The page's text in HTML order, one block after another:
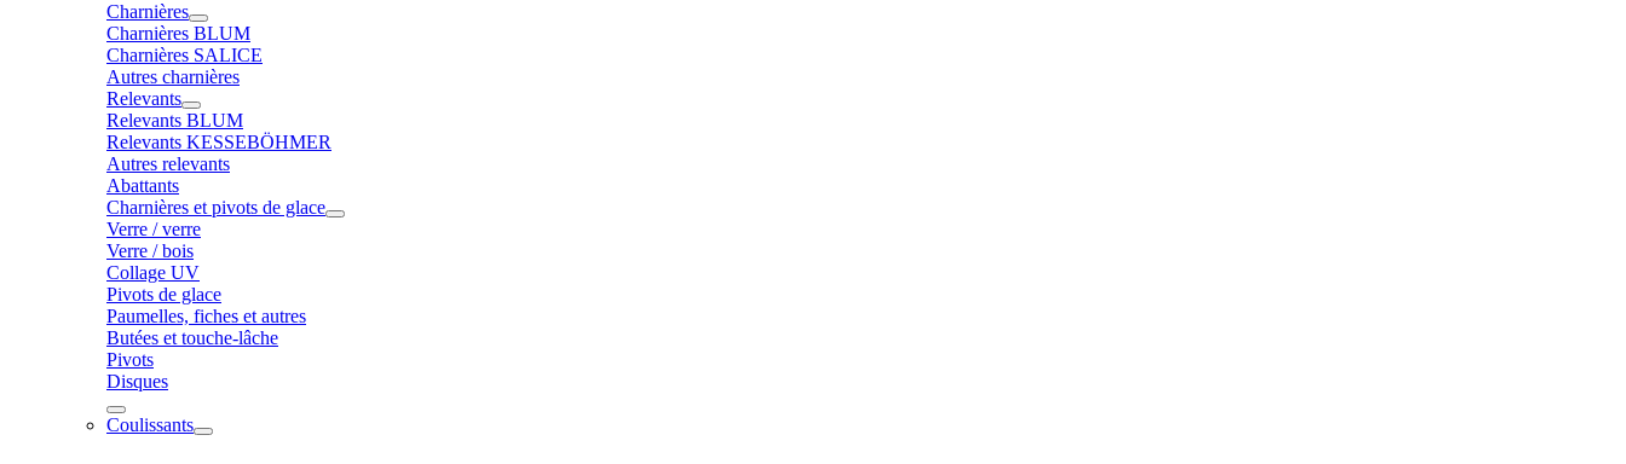
Charnières
Charnières BLUM
Charnières SALICE
Autres charnières
Relevants
Relevants BLUM
Relevants KESSEBÖHMER
Autres relevants
Abattants
Charnières et pivots de glace
Verre / verre
Verre / bois
Collage UV
Pivots de glace
Paumelles, fiches et autres
Butées et touche-lâche
Pivots
Disques
Coulissants